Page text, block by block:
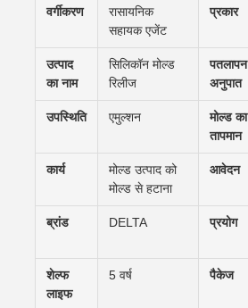
वर्गीकरण
रासायनिक
सहायक एजेंट
प्रकार
उत्पाद
का नाम
सिलिकॉन मोल्ड
रिलीज
पतलापन
अनुपात
उपस्थिति एमुल्शन
मोल्ड का
तापमान
कार्य
मोल्ड उत्पाद को
मोल्ड से हटाना
आवेदन
ब्रांड DELTA प्रयोग
शेल्फ
लाइफ
5 वर्ष पैकेज